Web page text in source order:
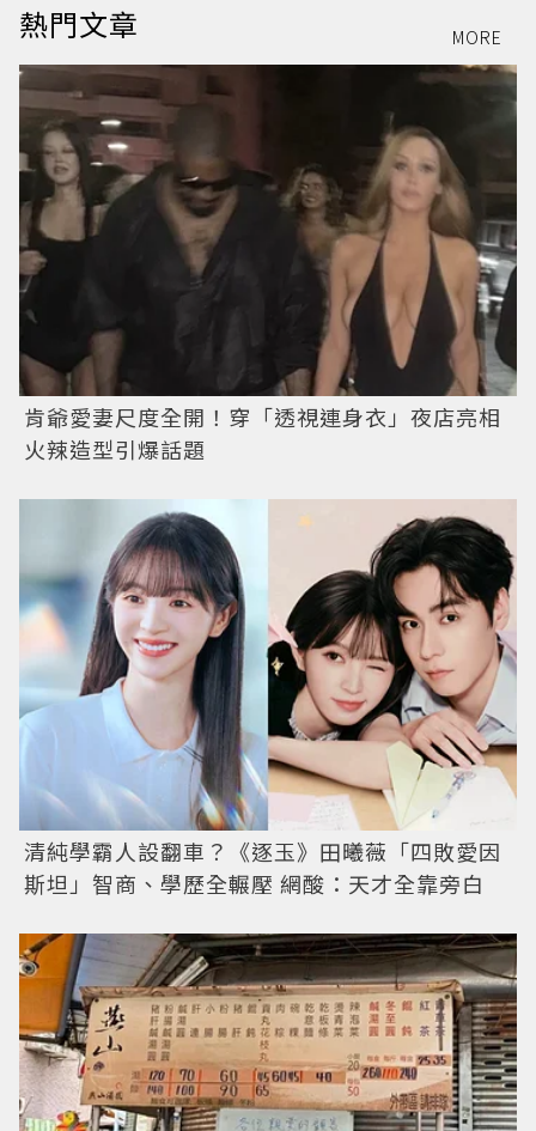
熱門文章 MORE
肯爺愛妻尺度全開！穿「透視連身衣」夜店亮相
火辣造型引爆話題
清純學霸人設翻車？《逐玉》田曦薇「四敗愛因
斯坦」智商、學歷全輾壓 網酸：天才全靠旁白